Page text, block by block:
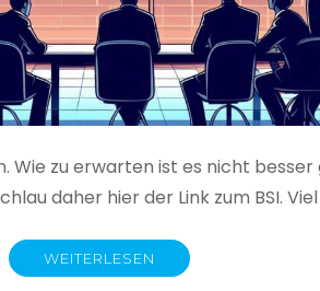
Wie zu erwarten ist es nicht
daher hier der Link zum BSI.
WEITERLESEN